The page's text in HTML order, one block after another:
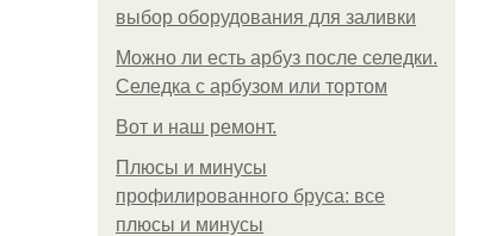
выбор оборудования для заливки
Можно ли есть арбуз после селедки.
Селедка с арбузом или тортом
Boт и наш ремoнт.
Плюсы и минусы
профилированного бруса: все
плюсы и минусы